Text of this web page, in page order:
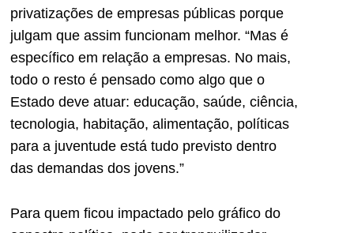
privatizações de empresas públicas porque
julgam que assim funcionam melhor. “Mas é
específico em relação a empresas. No mais,
todo o resto é pensado como algo que o
Estado deve atuar: educação, saúde, ciência,
tecnologia, habitação, alimentação, políticas
para a juventude está tudo previsto dentro
das demandas dos jovens.”
Para quem ficou impactado pelo gráfico do